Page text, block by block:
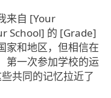
来自 [Your
School] 的 [Grade]
家和地区，但相信在
第一次参加学校的运
共同的记忆拉近了